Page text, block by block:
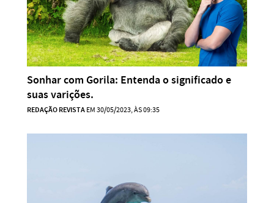
Sonhar com Gorila: Entenda o significado e
suas varições.
REDAÇÃO REVISTAEM 30/05/2023, ÀS 09:35